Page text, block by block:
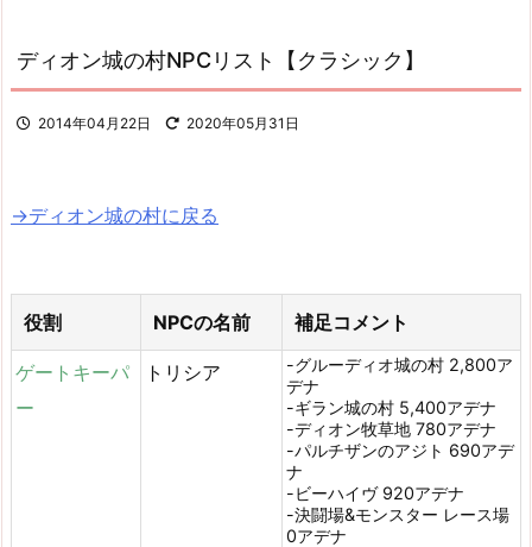
ディオン城の村NPCリスト【クラシック】
2014年04月22日 2020年05月31日
→ディオン城の村に戻る
役割 NPCの名前 補足コメント
ゲートキーパ
ー
トリシア
-グルーディオ城の村 2,800ア
デナ
-ギラン城の村 5,400アデナ
-ディオン牧草地 780アデナ
-パルチザンのアジト 690アデ
ナ
-ビーハイヴ 920アデナ
-決闘場&モンスター レース場
0アデナ